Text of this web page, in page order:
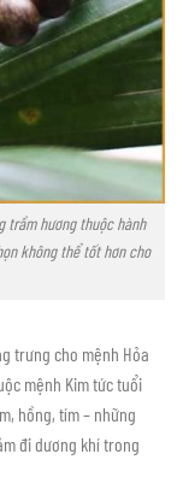
trầm hương thuộc hành
không thể tốt hơn cho
trưng cho mệnh Hỏa
mệnh Kim tức tuổi
hồng, tím – những
đi dương khí trong